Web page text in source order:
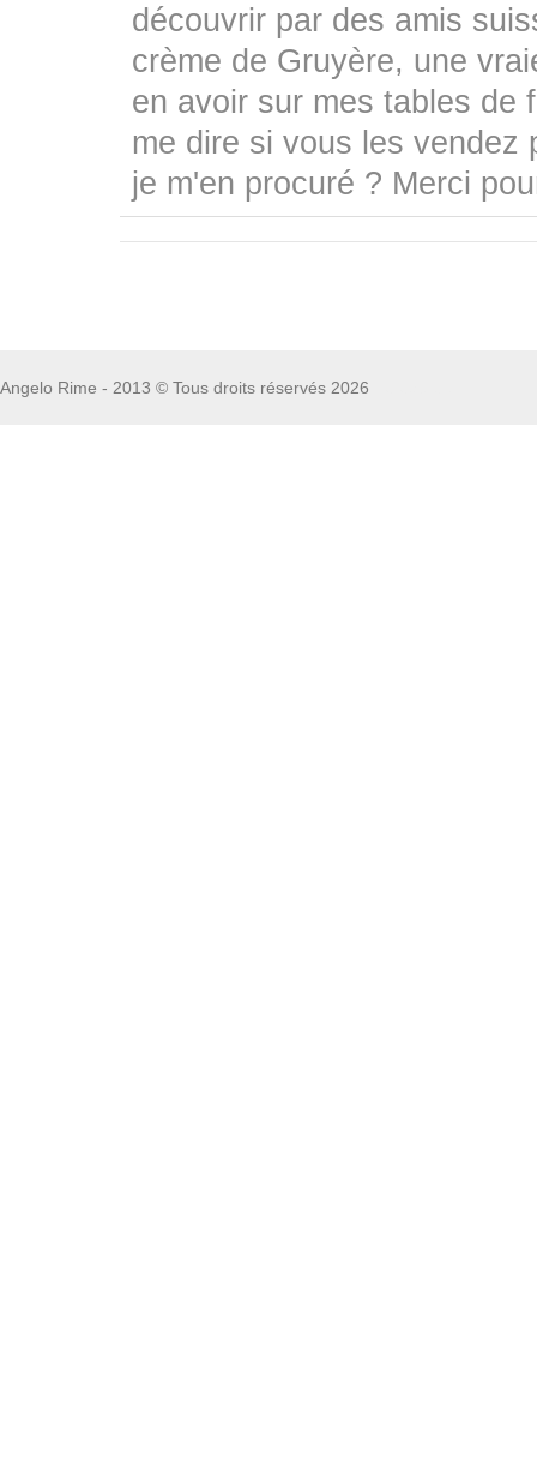
découvrir par des amis
crème de Gruyère, une
en avoir sur mes tables de
me dire si vous les vendez
je m'en procuré ? Merci
Angelo Rime - 2013 © Tous droits réservés 2026